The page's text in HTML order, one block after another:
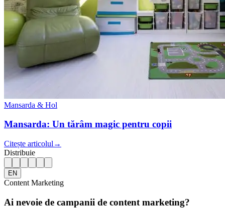
Mansarda & Hol
Mansarda: Un tărâm magic pentru copii
Citește articolul →
Distribuie
EN
Content Marketing
Ai nevoie de campanii de content marketing?